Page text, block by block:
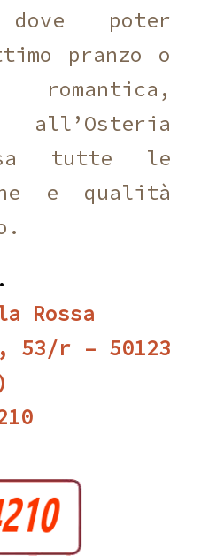
dove poter
pranzo o
tutte le
e qualità
Rossa
r – 50123